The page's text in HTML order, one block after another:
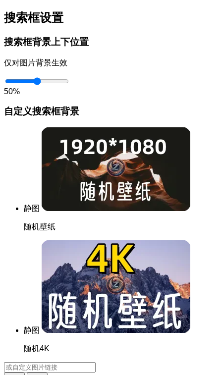
搜索框设置
搜索框背景上下位置
仅对图片背景生效
50%
自定义搜索框背景
静图
随机壁纸
静图
随机4K